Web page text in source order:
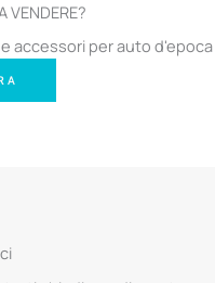
VENDERE?
accessori per auto d'epoca